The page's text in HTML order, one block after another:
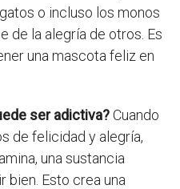
o incluso los monos
de la alegría de otros. Es
una mascota feliz en
ser adictiva?Cuando
de felicidad y alegría,
una sustancia
bien. Esto crea una